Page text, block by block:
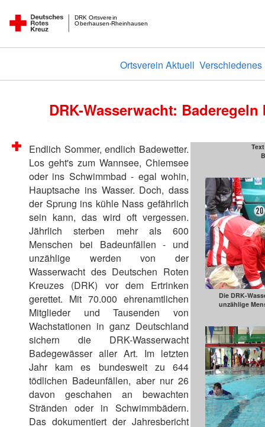
Oberhausen-Rheinhausen
DRK Ortsverein
Ortsverein Aktuell Verschiedenes
DRK-Wasserwacht:
Endlich Sommer, endlich Badewetter.
Los geht's zum Wannsee, Chiemsee
oder ins Schwimmbad - egal wohin,
Hauptsache ins Wasser. Doch, dass
der Sprung ins kühle Nass gefährlich
sein kann, das wird oft vergessen.
Jährlich sterben mehr als 600
Menschen bei Badeunfällen - und
unzählige werden von der
Wasserwacht des Deutschen Roten
Kreuzes (DRK) vor dem Ertrinken
gerettet. Mit 70.000 ehrenamtlichen
Mitglieder und Tausenden von
Wachstationen in ganz Deutschland
sichern die DRK-Wasserwacht
Badegewässer aller Art. Im letzten
Jahr kam es bundesweit zu 644
tödlichen Badeunfällen, aber nur 26
davon geschahen an bewachten
Stränden oder in Schwimmbädern.
Das dokumentiert der Jahresbericht
Die DRK-
unzählige